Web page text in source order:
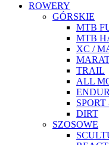
ROWERY
GÓRSKIE
MTB
MTB
XC /
TRAIL
ALL
DIRT
SZOSOWE